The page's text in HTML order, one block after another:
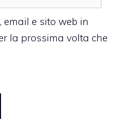
email e sito web in
la prossima volta che